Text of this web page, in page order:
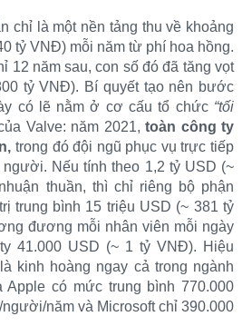
chỉ là một nền tảng thu về khoảng
tỷ VNĐ) mỗi năm từ phí hoa hồng.
12 năm sau, con số đó đã tăng vọt
tỷ VNĐ). Bí quyết tạo nên bước
có lẽ nằm ở cơ cấu tổ chức “tối
Valve: năm 2021, toàn công ty
trong đó đội ngũ phục vụ trực tiếp
Nếu tính theo 1,2 tỷ USD (~
thuần, thì chỉ riêng bộ phận
trung bình 15 triệu USD (~ 381 tỷ
đương mỗi nhân viên mỗi ngày
41.000 USD (~ 1 tỷ VNĐ). Hiệu
kinh hoàng ngay cả trong ngành
có mức trung bình 770.000
năm và Microsoft chỉ 390.000